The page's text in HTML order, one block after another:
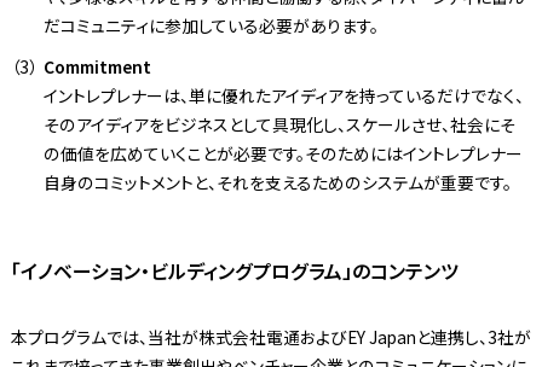
だコミュニティに参加している必要があります。
Commitment
イントレプレナーは、単に優れたアイディアを持っているだけでなく、
そのアイディアをビジネスとして具現化し、スケールさせ、社会にそ
の価値を広めていくことが必要です。そのためにはイントレプレナー
自身のコミットメントと、それを支えるためのシステムが重要です。
「イノベーション・ビルディングプログラム」のコンテンツ
本プログラムでは、当社が株式会社電通およびEY Japanと連携し、3社が